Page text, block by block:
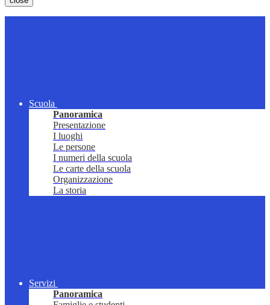
Scuola
Panoramica
Presentazione
I luoghi
Le persone
I numeri della scuola
Le carte della scuola
Organizzazione
La storia
Servizi
Panoramica